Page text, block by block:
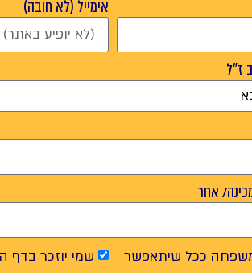
אימייל (לא חובה)
ז"ל
אחר
ככל שיתאפשר שמי יוזכר בדף